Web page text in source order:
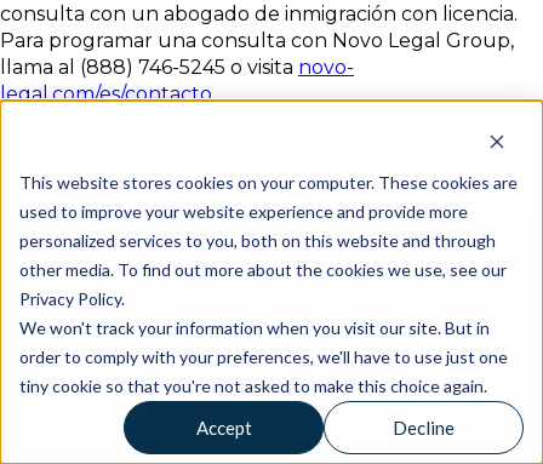
This website stores cookies on your computer. These cookies are
used to improve your website experience and provide more
personalized services to you, both on this website and through
other media. To find out more about the cookies we use, see our
Privacy Policy.
We won't track your information when you visit our site. But in
order to comply with your preferences, we'll have to use just one
tiny cookie so that you're not asked to make this choice again.
Accept Decline
consulta con un abogado de inmigración con licencia.
Para programar una consulta con Novo Legal Group,
llama al (888) 746-5245 o visita novo-
legal.com/es/contacto
Inmigración y Derechos Civiles
Denver·Seattle· Walla Walla
Sobre Nosotros
Blog Jurídico
Inmigración
Novo Legal